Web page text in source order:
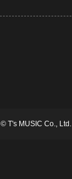
©T's MUSIC Co., Ltd.